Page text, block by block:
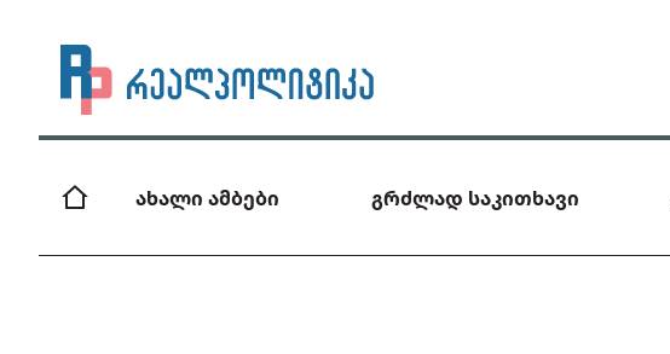
ახალი ამბები გრძლად საკითხავი